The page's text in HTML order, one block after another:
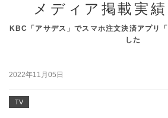
メディア掲載実
KBC「アサデス」でスマホ注文決済アプリ
した
2022年11月05日
TV